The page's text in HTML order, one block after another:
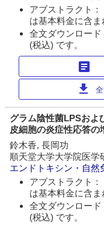
アブストラクト
は基本料金に含ま
全文ダウンロー
(税込) です。
article
download
グラム陰性菌LPSおよ
皮細胞の炎症性応答の
鈴木香, 長岡功
順天堂大学大学院医学
エンドトキシン・自然
アブストラクト
は基本料金に含ま
全文ダウンロー
(税込) です。